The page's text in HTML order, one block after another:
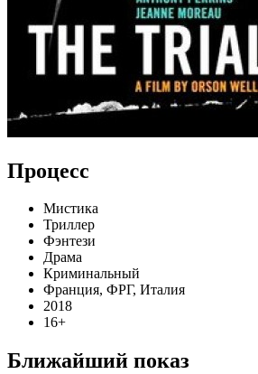
Процесс
Мистика
Триллер
Фэнтези
Драма
Криминальный
Франция, ФРГ, Италия
2018
16+
Ближайший показ